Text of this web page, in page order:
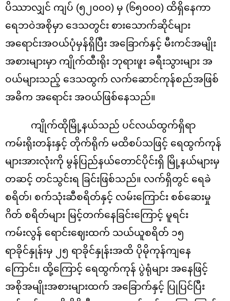
ပိဿာလျှင် ကျပ် (၅၂၀၀၀) မှ (၆၅၀၀၀) ထိရှိနေကာ
ရေဘဝဲအစိုမှာ ဒေသတွင်း စားသောက်ဆိုင်များ
အရောင်းအဝယ်ပုံမှန်ရှိပြီး အခြောက်နှင့် မီးကင်အမျိုး
အစားများမှာ ကျိုက်ထီးရိုး ဘုရားဖူး ခရီးသွားများ အ
ဝယ်များသည့် ဒေသထွက် လက်ဆောင်ကုန်စည်အဖြစ်
အဓိက အရောင်း အဝယ်ဖြစ်နေသည်။
ကျိုက်ထိုမြို့နယ်သည် ပင်လယ်ထွက်ရှိရာ
ကမ်းရိုးတန်းနှင့် တိုက်ရိုက် မထိစပ်သဖြင့် ရေထွက်ကုန်
များအားလုံးကို မွန်ပြည်နယ်တောင်ပိုင်းရှိ မြို့နယ်များမှ
တဆင့် တင်သွင်းရ ခြင်းဖြစ်သည်။ လက်ရှိတွင် ရေခဲ
စရိတ်၊ စက်သုံးဆီစရိတ်နှင့် လမ်းကြောင်း စစ်ဆေးမှု
ဂိတ် စရိတ်များ မြင့်တက်နေခြင်းကြောင့် မူရင်း
ကမ်းလွန် ရောင်းဈေးထက် သယ်ယူစရိတ် ၁၅
ရာခိုင်နှုန်းမှ ၂၅ ရာခိုင်နှုန်းအထိ ပိုမိုကုန်ကျနေ
ကြောင်း၊ ထို့ကြောင့် ရေထွက်ကုန် ပွဲရုံများ အနေဖြင့်
အစိုအမျိုးအစားများထက် အခြောက်နှင့် ပြုပြင်ပြီး